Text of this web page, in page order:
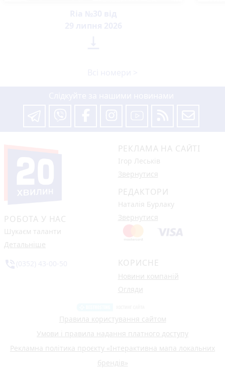
РОБОТА У НАС
Шукаєм таланти
Детальніше
РЕКЛАМА НА САЙТІ
Ігор Леськів
Звернутися
РЕДАКТОРИ
Наталія Бурлаку
Звернутися
КОРИСНЕ
Новини компаній
Огляди
Правила користування сайтом
Умови і правила надання платного доступу
Рекламна політика проєкту «Інтерактивна мапа локальних
брендів»